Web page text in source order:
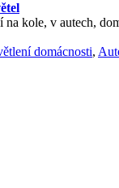
na kole, v autech,
domácnosti,